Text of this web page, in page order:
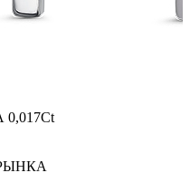
0,017Ct